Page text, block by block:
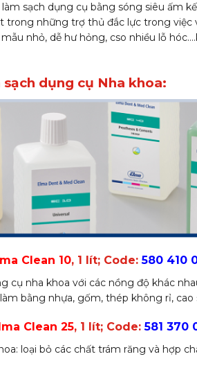
sạch dụng cụ bằng sóng siêu ấm
trong những trợ thủ đắc lực trong việc
nhỏ, dễ hư hỏng, cso nhiều lỗ
dụng cụ Nha khoa:
Clean 10, 1 lít; Code:580 410
cụ nha khoa với các nồng độ khác
bằng nhựa, gốm, thép không rỉ, cao
Clean 25, 1 lít; Code:581 370
loại bỏ các chất trám răng và hợp